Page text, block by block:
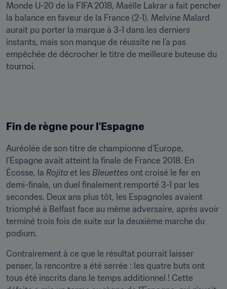
Monde U-20 de la FIFA 2018, Maëlle Lakrar a fait pencher
la balance en faveur de la France (2-1). Melvine Malard
aurait pu porter la marque à 3-1 dans les derniers
instants, mais son manque de réussite ne l’a pas
empêchée de décrocher le titre de meilleure buteuse du
tournoi.
Fin de règne pour l'Espagne
Auréolée de son titre de championne d’Europe,
l’Espagne avait atteint la finale de France 2018. En
Écosse, la Rojita et les Bleuettes ont croisé le fer en
demi-finale, un duel finalement remporté 3-1 par les
secondes. Deux ans plus tôt, les Espagnoles avaient
triomphé à Belfast face au même adversaire, après avoir
terminé trois fois de suite sur la deuxième marche du
podium.
Contrairement à ce que le résultat pourrait laisser
penser, la rencontre a été serrée : les quatre buts ont
tous été inscrits dans le temps additionnel ! Cette